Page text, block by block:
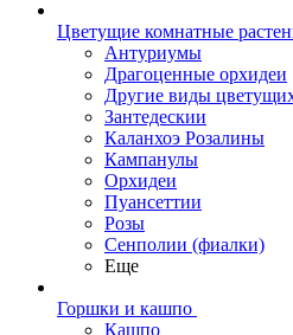
Цветущие комнатные
Антуриумы
Драгоценные орхидеи
Другие виды
Зантедескии
Каланхоэ Розалины
Кампанулы
Орхидеи
Пуансеттии
Розы
Сенполии (фиалки)
Еще
Горшки и кашпо
Кашпо